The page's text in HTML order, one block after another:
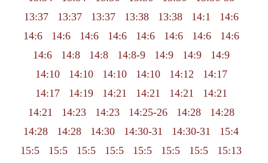
13:37
13:37 13:37 13:38 13:38 14:1
14:6
14:6
14:6 14:6 14:6 14:6 14:6 14:6
14:6
14:6
14:8 14:8 14:8-9 14:9 14:9
14:9
14:10
14:10 14:10 14:10 14:12
14:17
14:17
14:19 14:21 14:21 14:21
14:21
14:21
14:23 14:23 14:25-26 14:28
14:28
14:28
14:28 14:30 14:30-31 14:30-31
15:4
15:5
15:5 15:5 15:5 15:5 15:5 15:5
15:13